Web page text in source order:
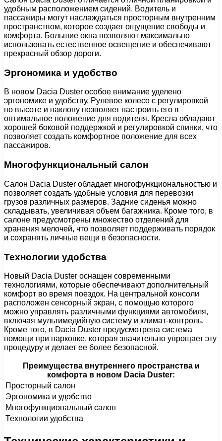
удобным расположением сидений. Водитель и
пассажиры могут наслаждаться просторным внутренним
пространством, которое создает ощущение свободы и
комфорта. Большие окна позволяют максимально
использовать естественное освещение и обеспечивают
прекрасный обзор дороги.
Эргономика и удобство
В новом Dacia Duster особое внимание уделено
эргономике и удобству. Рулевое колесо с регулировкой
по высоте и наклону позволяет настроить его в
оптимальное положение для водителя. Кресла обладают
хорошей боковой поддержкой и регулировкой спинки, что
позволяет создать комфортное положение для всех
пассажиров.
Многофункциональный салон
Салон Dacia Duster обладает многофункциональностью и
позволяет создать удобные условия для перевозки
грузов различных размеров. Задние сиденья можно
складывать, увеличивая объем багажника. Кроме того, в
салоне предусмотрены множество отделений для
хранения мелочей, что позволяет поддерживать порядок
и сохранять личные вещи в безопасности.
Технологии удобства
Новый Dacia Duster оснащен современными
технологиями, которые обеспечивают дополнительный
комфорт во время поездок. На центральной консоли
расположен сенсорный экран, с помощью которого
можно управлять различными функциями автомобиля,
включая мультимедийную систему и климат-контроль.
Кроме того, в Dacia Duster предусмотрена система
помощи при парковке, которая значительно упрощает эту
процедуру и делает ее более безопасной.
Преимущества внутреннего пространства и
комфорта в новом Dacia Duster:
Просторный салон
Эргономика и удобство
Многофункциональный салон
Технологии удобства